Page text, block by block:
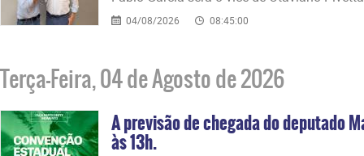
04/08/2026 08:45:00
Terça-Feira, 04 de Agosto de 2026
A previsão de chegada do deputado
às 13h.